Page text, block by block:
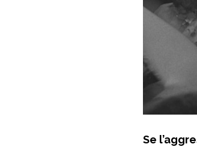
Se